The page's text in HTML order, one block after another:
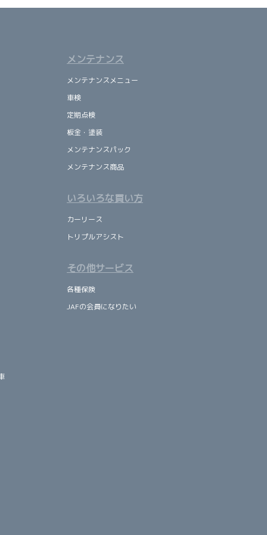
メンテナンス
メンテナンスメニュー
車検
定期点検
板金・塗装
メンテナンスパック
メンテナンス商品
いろいろな買い方
カーリース
トリプルアシスト
その他サービス
各種保険
JAFの会員になりたい